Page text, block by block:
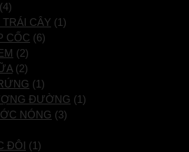
(4)
CÂY (1)
CỐC (6)
(2)
(2)
(1)
ĐƯỜNG (1)
NÓNG (3)
ĐÔI (1)